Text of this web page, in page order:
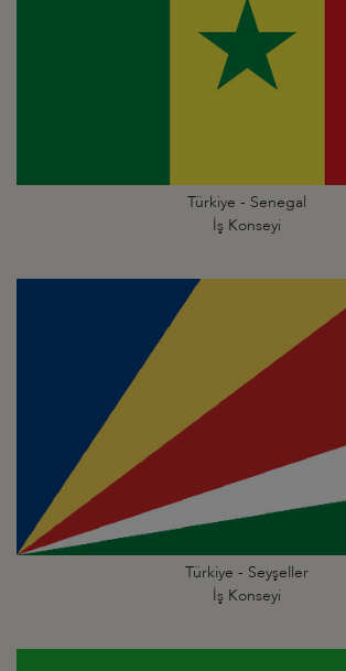
Türkiye - Senegal
İş Konseyi
Türkiye - Seyşeller
İş Konseyi